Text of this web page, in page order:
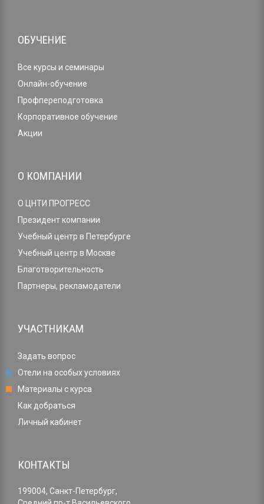
ОБУЧЕНИЕ
Все курсы и семинары
Онлайн-обучение
Профпереподготовка
Корпоративное обучение
Акции
О КОМПАНИИ
О ЦНТИ ПРОГРЕСС
Президент компании
Учебный центр в Петербурге
Учебный центр в Москве
Благотворительность
Партнеры, рекламодатели
УЧАСТНИКАМ
Задать вопрос
Отели на особых условиях
Материалы с курса
Как добраться
Личный кабинет
КОНТАКТЫ
199004, Санкт-Петербург,